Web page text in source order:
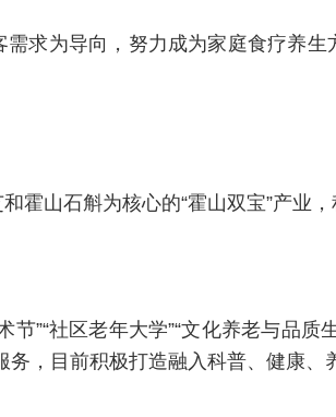
需求为导向，努力成为家庭食疗养
霍山石斛为核心的“霍山双宝”产业
”“社区老年大学”“文化养老与品质
，目前积极打造融入科普、健康、